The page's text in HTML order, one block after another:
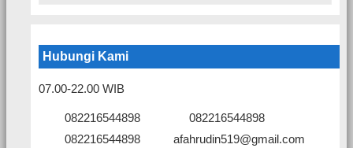
Hubungi Kami
07.00-22.00 WIB
082216544898
082216544898
082216544898
afahrudin519@gmail.com